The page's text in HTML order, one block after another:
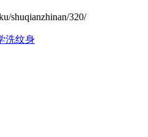
shuqianzhinan/320/
洗纹身